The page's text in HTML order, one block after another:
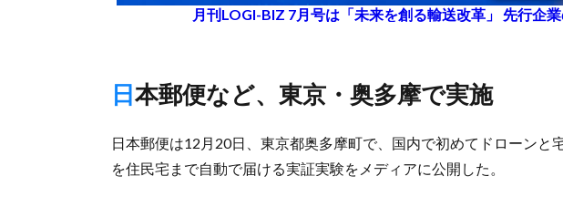
月刊LOGI-BIZ 7月号は「未来を創る輸送改革」 先行企
日本郵便など、東京・奥多摩で実施
日本郵便は12月20日、東京都奥多摩町で、国内で初めてドローンと
を住民宅まで自動で届ける実証実験をメディアに公開した。